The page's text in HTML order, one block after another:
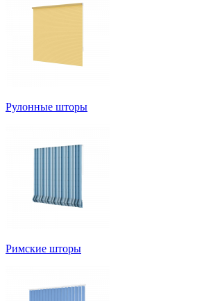
Рулонные шторы
Римские шторы